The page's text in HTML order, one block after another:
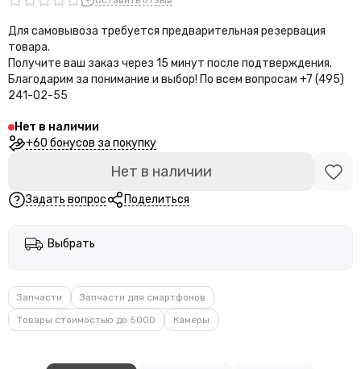
Для самовывоза требуется предварительная резервация
товара.
Получите ваш заказ через 15 минут после подтверждения.
Благодарим за понимание и выбор! По всем вопросам +7 (495)
241-02-55
Нет в наличии
+60 бонусов за покупку
Нет в наличии
Задать вопрос Поделиться
Выбрать
Запчасти
Запчасти для смартфонов
Товары стоимостью до 5000
Камеры